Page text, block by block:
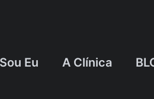
Eu A Clínica